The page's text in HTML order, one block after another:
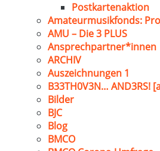
Postkartenaktion
Amateurmusikfonds:
AMU – Die 3 PLUS
Ansprechpartner*innen
ARCHIV
Auszeichnungen 1
B33TH0V3N… AND3RS!
Bilder
BJC
Blog
BMCO